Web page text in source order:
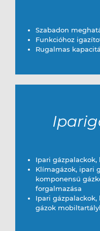
Szabadon
Funkcióhoz
Rugalmas
Ipari gázpalackok,
Klímagázok, ipari
komponensű
forgalmazása
Ipari
gázok